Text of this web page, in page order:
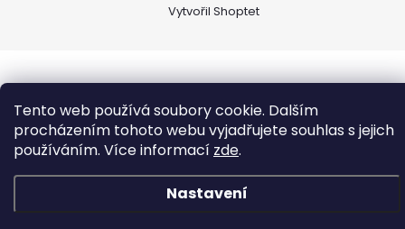
Tento web používá soubory cookie. Dalším
procházením tohoto webu vyjadřujete souhlas s jejich
používáním. Více informací zde.
Nastavení
Vytvořil Shoptet